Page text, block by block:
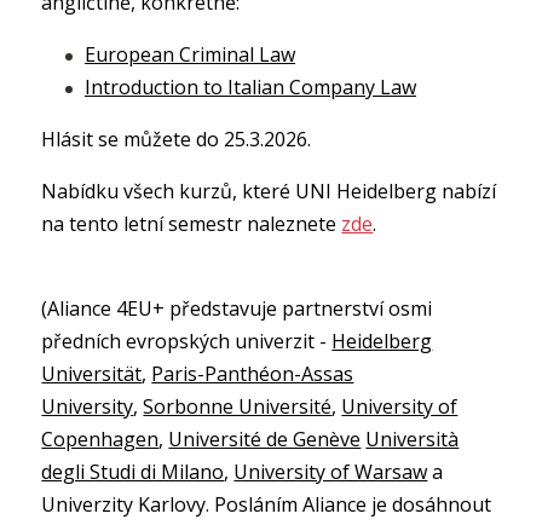
European Criminal Law
Introduction to Italian Company Law
Hlásit se můžete do 25.3.2026.
Nabídku všech kurzů, které UNI Heidelberg nabízí
na tento letní semestr naleznete zde.
(Aliance 4EU+ představuje partnerství osmi
předních evropských univerzit - Heidelberg
Universität, Paris-Panthéon-Assas
University,Sorbonne Université, University of
Copenhagen, Université de Genève Università
degli Studi di Milano, University of Warsawa
Univerzity Karlovy. Posláním Aliance je dosáhnout